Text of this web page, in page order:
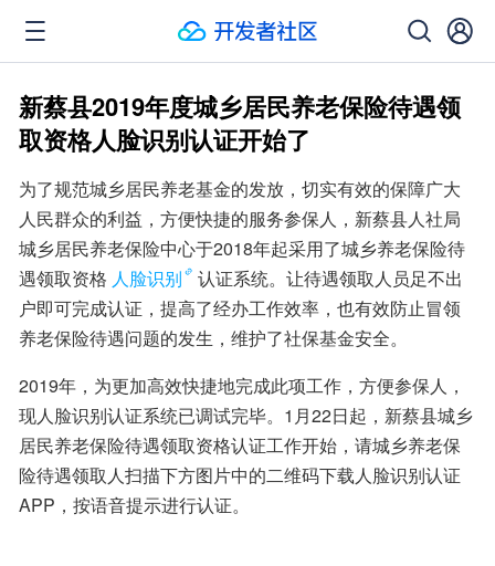
新蔡县2019年度城乡居民养老保险待遇领
取资格人脸识别认证开始了
为了规范城乡居民养老基金的发放，切实有效的保障广大
人民群众的利益，方便快捷的服务参保人，新蔡县人社局
城乡居民养老保险中心于2018年起采用了城乡养老保险待
遇领取资格 人脸识别
认证系统。让待遇领取人员足不出
户即可完成认证，提高了经办工作效率，也有效防止冒领
养老保险待遇问题的发生，维护了社保基金安全。
2019年，为更加高效快捷地完成此项工作，方便参保人，
现人脸识别认证系统已调试完毕。1月22日起，新蔡县城乡
居民养老保险待遇领取资格认证工作开始，请城乡养老保
险待遇领取人扫描下方图片中的二维码下载人脸识别认证
APP，按语音提示进行认证。